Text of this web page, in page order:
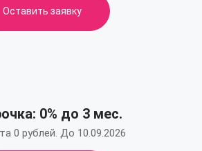
Оставить заявку
0% до 3 мес.
0 рублей. До 10.09.2026